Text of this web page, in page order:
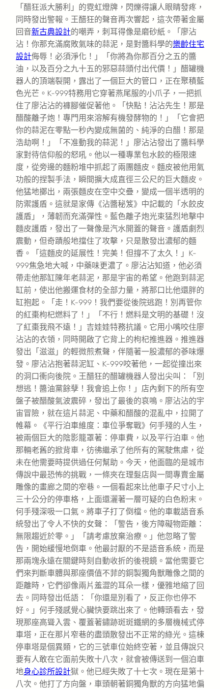
「醋狂派大勝利」的霓虹燈牌，閃爍得讓人眼睛發疼，
同時發出警報。王醋狂的聲音再次響起，這次帶著金屬
回音新古典設計的嘲弄，刺耳得像是磨砂紙。「廖沾
沾！你那充滿腐敗氣味的蒜泥，是對醬料學的樂齡住宅
設計侮辱！必須淨化！」「你將為你那百分之五的醬
油，以及百分之九十五的邪惡蒜頭付出代價！」醋罐機
器人的頂端裂開，露出了一個巨大的管口，正在聚積藍
色光芒。K-999特務用它穿著燕尾服的小爪子，一把抓
住了廖沾沾的褲腳催促著他。「快點！沾沾先生！那是
醋酸離子炮！專門用來溶解有機發酵物的！」「它會把
你的蒜泥在零點一秒內變成無菌的、純淨的白醋！那是
浩劫啊！」「不准動我的蒜泥！」廖沾沾發出了醬料學
家對待信仰般的怒吼。他以一種專業包水餃的極限速
度，從旁邊的麵粉堆中抓起了兩團麵皮。麵皮被他用氣
功般的捏製手法，瞬間擴大成直徑三公尺的巨大麵皮。
他猛地擲出，兩張麵皮在空中交疊，變成一個半透明的
防禦護盾。這就是家傳《沾醬秘笈》中記載的「水餃皮
護盾」，薄韌而充滿彈性。藍色離子炮光束猛烈地擊中
麵皮護盾，發出了一聲像是汽水開蓋的聲音。護盾劇烈
震動，但奇蹟般地擋住了攻擊，只是散發出濃郁的麵
香。「這麵皮的延展性！完美！但撐不了太久！」K-
999焦急地大喊，中藥味更濃了。廖沾沾知道，他必須
帶走他那缸陳年老蒜泥，那是宇宙的希望。他跑到蒜泥
缸前，使出他搬運食材的全部力量，將那口比他還胖的
缸抱起。「走！K-999！我們要從後院逃跑！別再管你
的紅棗枸杞燃料了！」「不行！燃料是文明的基礎！沒
了紅棗我飛不遠！」吉娃娃特務抗議。它用小嘴咬住廖
沾沾的衣領，同時開啟了它背上的枸杞推進器。推進器
發出「滋滋」的輕微煎煮聲，伴隨著一股濃郁的蔘味爆
發。廖沾沾抱著蒜泥缸、K-999咬著他，一起從撞出來
的洞口衝向後院。王醋狂的醋罐機器人發出尖叫：「別
想逃！醬油黨餘孽！我會追上你！」店內剩下的所有空
盤子被醋酸氣波震碎，發出了最後的哀鳴。廖沾沾的宇
宙冒險，就在這片蒜泥、中藥和醋酸的混亂中，拉開了
帷幕。《平行泊車維度：車位爭奪戰》何手殘的人生，
被兩個巨大的陰影籠罩著：停車費，以及平行泊車。他
那輛老舊的掀背車，彷彿繼承了他所有的駕駛焦慮，從
未在他需要時提供過任何幫助。今天，他面臨的是城市
傳說中最恐怖的挑戰，一條夾在理髮店與一間專賣金屬
雕像的畫廊之間的窄巷。一個看起來比他車子尺寸小上
三十公分的停車格，上面還灑著一層可疑的白色粉末。
何手殘深吸一口氣。將車子打了倒檔。他的車載語音系
統發出了令人不快的女聲：「警告，後方障礙物距離：
無限趨近於零。」「請考慮放棄治療。」他忽略了警
告，開始緩慢地倒車。他最討厭的不是語音系統，而是
那兩塊永遠在關鍵時刻自動收折的後視鏡。當他需要它
們來判斷車體與那座價值不菲的銅製獨角獸雕像之間的
距離時，它們卻像兩片羞澀的耳朵一樣，優雅地縮了回
去。同時發出低語：「你還是別看了，反正你也停不
好。」何手殘感覺心臟快要跳出來了。他轉頭看去，發
現那座高聳入雲、覆蓋著鏽跡斑斑鐵網的多層機械式停
車塔，正在那片窄巷的盡頭散發出不正常的綠光。這棟
停車塔是個異類，它的三號車位始終空著，並且傳說只
要有人敢在它面前失敗十八次，就會被傳送到一個泊車
地身心診所設計獄。他已經失敗了十七次。現在是第十
八次。他打了方向盤，車頭朝著銅獨角獸的方向猛地偏